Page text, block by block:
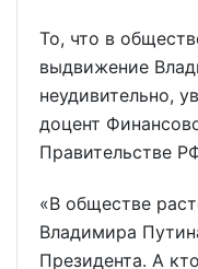
То, что в
выдвижение
неудивительно,
доцент
Правительстве
«В обществе
Владимира
Президента. А